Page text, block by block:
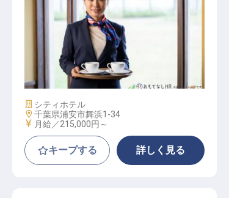
レストランサービス
施設業態
シティホテル
勤務地
千葉県浦安市舞浜1-34
給与
月給／215,000円～
キープする 詳しく見る